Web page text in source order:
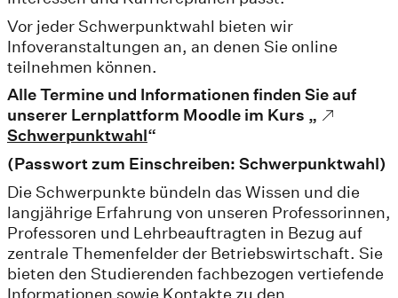
Vor jeder Schwerpunktwahl bieten wir
Infoveranstaltungen an, an denen Sie online
teilnehmen können.
Alle Termine und Informationen finden Sie auf
unserer Lernplattform Moodle im Kurs „
Schwerpunktwahl“
(Passwort zum Einschreiben: Schwerpunktwahl)
Die Schwerpunkte bündeln das Wissen und die
langjährige Erfahrung von unseren Professorinnen,
Professoren und Lehrbeauftragten in Bezug auf
zentrale Themenfelder der Betriebswirtschaft. Sie
bieten den Studierenden fachbezogen vertiefende
Informationen sowie Kontakte zu den